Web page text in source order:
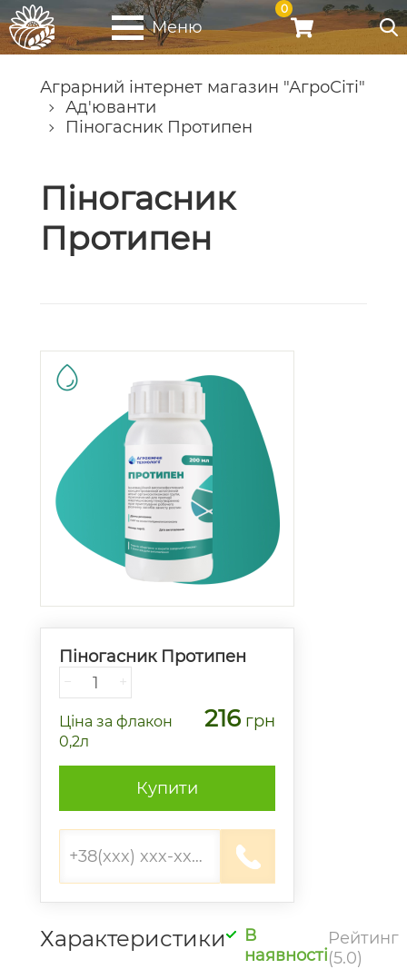
Меню
0
Аграрний інтернет магазин "АгроСіті"
Ад'юванти
Піногасник Протипен
Піногасник
Протипен
Піногасник Протипен
− +
Ціна за флакон
0,2л
216 грн
Купити
Характеристики
В
наявності
Рейтинг
(5.0)